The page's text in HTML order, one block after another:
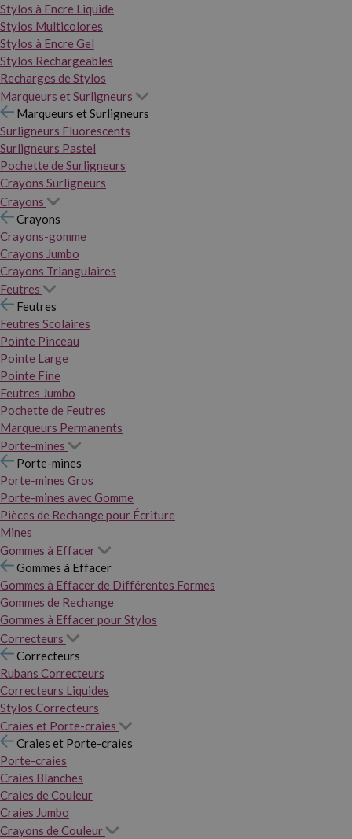
Stylos à Encre Liquide
Stylos Multicolores
Stylos à Encre Gel
Stylos Rechargeables
Recharges de Stylos
Marqueurs et Surligneurs
Marqueurs et Surligneurs
Surligneurs Fluorescents
Surligneurs Pastel
Pochette de Surligneurs
Crayons Surligneurs
Crayons
Crayons
Crayons-gomme
Crayons Jumbo
Crayons Triangulaires
Feutres
Feutres
Feutres Scolaires
Pointe Pinceau
Pointe Large
Pointe Fine
Feutres Jumbo
Pochette de Feutres
Marqueurs Permanents
Porte-mines
Porte-mines
Porte-mines Gros
Porte-mines avec Gomme
Pièces de Rechange pour Écriture
Mines
Gommes à Effacer
Gommes à Effacer
Gommes à Effacer de Différentes Formes
Gommes de Rechange
Gommes à Effacer pour Stylos
Correcteurs
Correcteurs
Rubans Correcteurs
Correcteurs Liquides
Stylos Correcteurs
Craies et Porte-craies
Craies et Porte-craies
Porte-craies
Craies Blanches
Craies de Couleur
Craies Jumbo
Crayons de Couleur